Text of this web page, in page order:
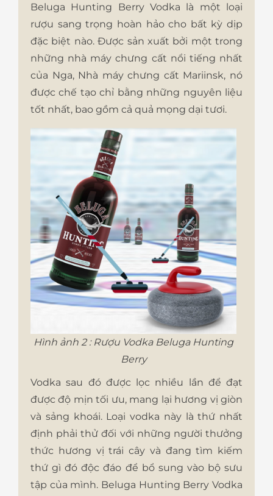
Beluga Hunting Berry Vodka là một loại
rượu sang trọng hoàn hảo cho bất kỳ dịp
đặc biệt nào. Được sản xuất bởi một trong
những nhà máy chưng cất nổi tiếng nhất
của Nga, Nhà máy chưng cất Mariinsk, nó
được chế tạo chỉ bằng những nguyên liệu
tốt nhất, bao gồm cả quả mọng dại tươi.
Hình ảnh 2 : Rượu Vodka Beluga Hunting
Berry
Vodka sau đó được lọc nhiều lần để đạt
được độ mịn tối ưu, mang lại hương vị giòn
và sảng khoái. Loại vodka này là thứ nhất
định phải thử đối với những người thưởng
thức hương vị trái cây và đang tìm kiếm
thứ gì đó độc đáo để bổ sung vào bộ sưu
tập của mình. Beluga Hunting Berry Vodka